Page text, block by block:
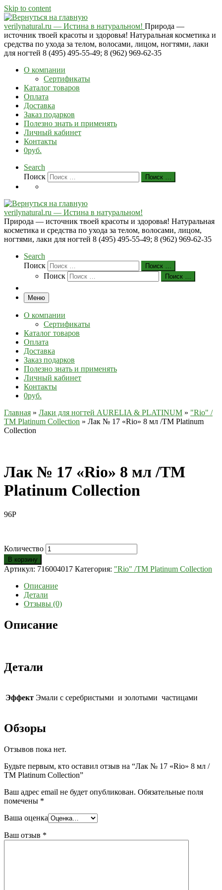
Skip to content
verilynatural.ru — Истина в натуральном! Природа —
источник твоей красоты и здоровья! Натуральная косметика и
средства по ухода за телом, волосами, лицом, ногтями, лаки
для ногтей 8 (495) 495-55-49; 8 (962) 969-62-35
О компании
Сертификаты
Каталог товаров
Оплата
Доставка
Заказ подарков
Полезно знать и применять
Личный кабинет
Контакты
0руб.
Search
Поиск
Поиск …
verilynatural.ru — Истина в натуральном!
Природа — источник твоей красоты и здоровья! Натуральная
косметика и средства по ухода за телом, волосами, лицом,
ногтями, лаки для ногтей 8 (495) 495-55-49; 8 (962) 969-62-35
Search
Поиск
Поиск …
Поиск Поиск …
Меню
О компании
Сертификаты
Каталог товаров
Оплата
Доставка
Заказ подарков
Полезно знать и применять
Личный кабинет
Контакты
0руб.
Главная » Лаки для ногтей AURELIA & PLATINUM » "Rio" /
ТМ Platinum Collection » Лак № 17 «Rio» 8 мл /ТМ Platinum
Collection
Лак № 17 «Rio» 8 мл /ТМ
Platinum Collection
96Р
Количество
В корзину
Артикул: 716004017 Категория: "Rio" /ТМ Platinum Collection
Описание
Детали
Отзывы (0)
Описание
Детали
Эффект Эмали с серебристыми и золотыми частицами
Обзоры
Отзывов пока нет.
Будьте первым, кто оставил отзыв на “Лак № 17 «Rio» 8 мл /
ТМ Platinum Collection”
Ваш адрес email не будет опубликован. Обязательные поля
помечены *
Ваша оценка
Ваш отзыв *